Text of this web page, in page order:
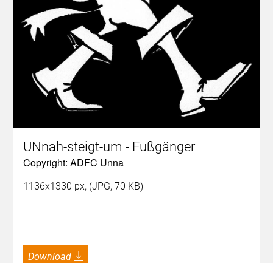
UNnah-steigt-um - Fußgänger
Copyright: ADFC Unna
1136x1330 px, (JPG, 70 KB)
Download